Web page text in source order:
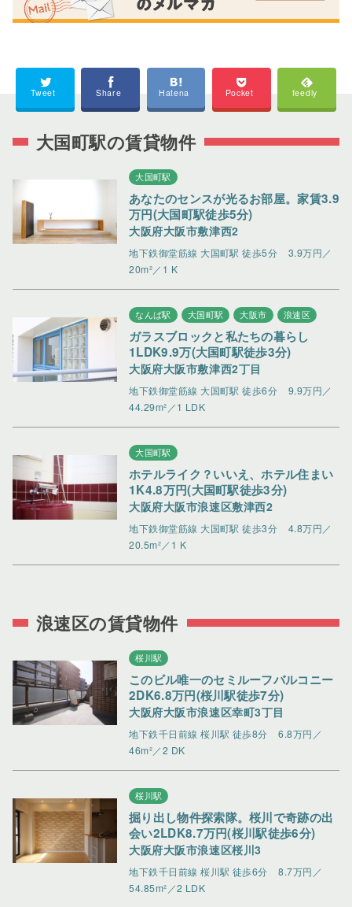
Tweet Share Hatena Pocket feedly
大国町駅の賃貸物件
大国町駅
あなたのセンスが光るお部屋。家賃3.9
万円(大国町駅徒歩5分)
大阪府大阪市敷津西2
地下鉄御堂筋線 大国町駅 徒歩5分
3.9万円／
20m²／1 K
なんば駅 大国町駅 大阪市 浪速区
ガラスブロックと私たちの暮らし
1LDK9.9万(大国町駅徒歩3分)
大阪府大阪市敷津西2丁目
地下鉄御堂筋線 大国町駅 徒歩6分
9.9万円／
44.29m²／1 LDK
大国町駅
ホテルライク？いいえ、ホテル住まい
1K4.8万円(大国町駅徒歩3分)
大阪府大阪市浪速区敷津西2
地下鉄御堂筋線 大国町駅 徒歩3分
4.8万円／
20.5m²／1 K
浪速区の賃貸物件
桜川駅
このビル唯一のセミルーフバルコニー
2DK6.8万円(桜川駅徒歩7分)
大阪府大阪市浪速区幸町3丁目
地下鉄千日前線 桜川駅 徒歩8分
6.8万円／
46m²／2 DK
桜川駅
掘り出し物件探索隊。桜川で奇跡の出
会い2LDK8.7万円(桜川駅徒歩6分)
大阪府大阪市浪速区桜川3
地下鉄千日前線 桜川駅 徒歩6分
8.7万円／
54.85m²／2 LDK